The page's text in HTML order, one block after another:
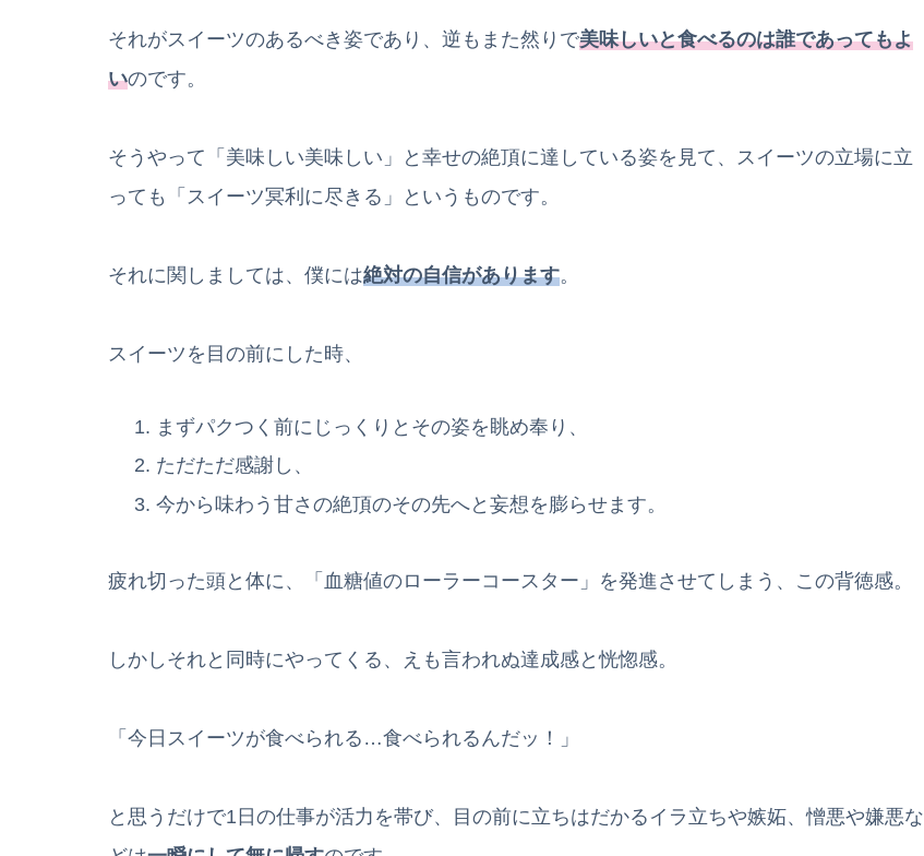
それがスイーツのあるべき姿であり、逆もまた然りで美味しいと食べるのは誰であってもよ
いのです。
そうやって「美味しい美味しい」と幸せの絶頂に達している姿を見て、スイーツの立場に立
っても「スイーツ冥利に尽きる」というものです。
それに関しましては、僕には絶対の自信があります。
スイーツを目の前にした時、
まずパクつく前にじっくりとその姿を眺め奉り、
ただただ感謝し、
今から味わう甘さの絶頂のその先へと妄想を膨らせます。
疲れ切った頭と体に、「血糖値のローラーコースター」を発進させてしまう、この背徳感。
しかしそれと同時にやってくる、えも言われぬ達成感と恍惚感。
「今日スイーツが食べられる…食べられるんだッ！」
と思うだけで1日の仕事が活力を帯び、目の前に立ちはだかるイラ立ちや嫉妬、憎悪や嫌悪な